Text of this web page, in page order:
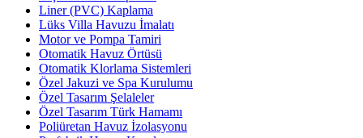
Liner (PVC) Kaplama
Lüks Villa Havuzu İmalatı
Motor ve Pompa Tamiri
Otomatik Havuz Örtüsü
Otomatik Klorlama Sistemleri
Özel Jakuzi ve Spa Kurulumu
Özel Tasarım Şelaleler
Özel Tasarım Türk Hamamı
Poliüretan Havuz İzolasyonu